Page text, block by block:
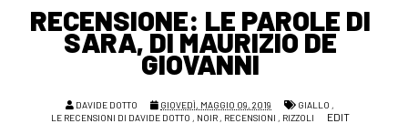
RECENSIONE: LE PAROLE DI
SARA, DI MAURIZIO DE
GIOVANNI
DAVIDE DOTTO GIOVEDÌ, MAGGIO 09, 2019 GIALLO ,
LE RECENSIONI DI DAVIDE DOTTO , NOIR, RECENSIONI , RIZZOLI EDIT